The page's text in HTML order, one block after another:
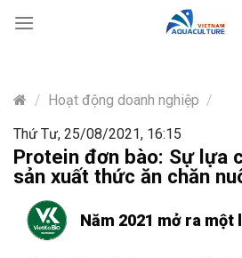
content
/ Hoạt động doanh nghiệp /
Thứ Tư, 25/08/2021, 16:15
Protein đơn bào: Sự lựa
sản xuất thức ăn chăn
Năm 2021 mở ra một